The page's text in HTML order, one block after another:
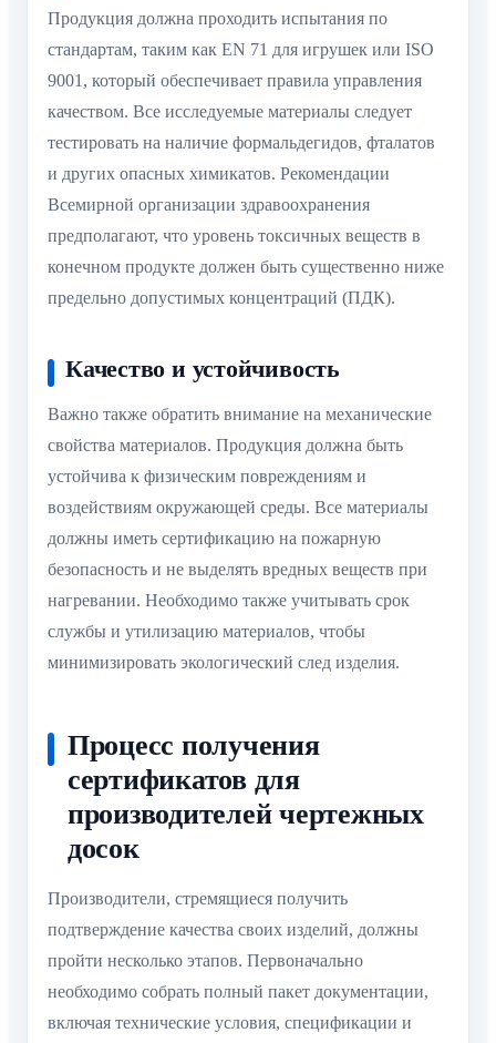
Продукция должна проходить испытания по
стандартам, таким как EN 71 для игрушек или ISO
9001, который обеспечивает правила управления
качеством. Все исследуемые материалы следует
тестировать на наличие формальдегидов, фталатов
и других опасных химикатов. Рекомендации
Всемирной организации здравоохранения
предполагают, что уровень токсичных веществ в
конечном продукте должен быть существенно ниже
предельно допустимых концентраций (ПДК).
Качество и устойчивость
Важно также обратить внимание на механические
свойства материалов. Продукция должна быть
устойчива к физическим повреждениям и
воздействиям окружающей среды. Все материалы
должны иметь сертификацию на пожарную
безопасность и не выделять вредных веществ при
нагревании. Необходимо также учитывать срок
службы и утилизацию материалов, чтобы
минимизировать экологический след изделия.
Процесс получения
сертификатов для
производителей чертежных
досок
Производители, стремящиеся получить
подтверждение качества своих изделий, должны
пройти несколько этапов. Первоначально
необходимо собрать полный пакет документации,
включая технические условия, спецификации и